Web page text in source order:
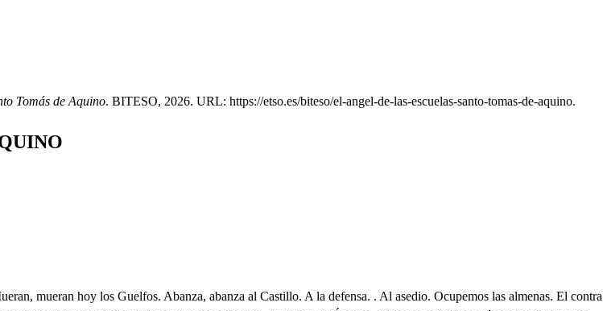
Tomás de Aquino. BITESO, 2026. URL: https://etso.es/biteso/el-angel-de-las-escuelas-santo-tomas-de-aquino.
porque todos los opuestos a la facción Gibelina, se le uniesen con más celo, y a la invasión ocorriesen, que ejecutaba el prote, yo Emperador Federico: y para que los progresos de nuestra Guelsa facción logren crecidos aumentos, con repetidas victorias, In General os ha hecho. Y hallándome en Roma entonces, apenas logré saberlo, cuando gozoso, y alegre parti veloz a traeros esta tan feliz noticia, conforme a nuestros deseos. Y llegando a vuestro campo, de algunos soldados vuestros supe, que doblando marchas, conduciáis vuestros Tercios a combatir ese fuerte; y adelantándome, llego antes que vos, cuando Porcia, cual otra Palas, rigiendo hasta quinientos soldados, venía con el pretexto de guarnecer el Castillo: y estando ya repartiendo los puestos más importantes, al Castillo puse fuego, causando a todos horror con las llamas. . Deteneos. Y Porcia dentro se hallaba? Se hallaba. . Qué desconsuelo Me habéis quitado la vida con tal noticia: pues dueño es Porcia de toda el alma, y vive siempre en mi pecho. ire a librarla. . Tened: que ya esta libre del riesgo. Pues sabiendo con certeza, que vos la amabáis muy tierno, a Porcia, y una criada, que la asistía, del fuego libré. . Pues dónde esta Porcia? Por obiar, que a su respeto se atreviesen licenciosos algunos Soldados vuestros, eligió la angosta senda de ese monte corpulento, que de Roca Sicca, y Fundo es montante verdinegro. La seguiré. . No podéis? que os llama a mayor empeño y Ma o ser, que el de mi amor? . Sí, creo: pues vuestro hermano Tomas, los timbres oscureciendo de vuestra Regia familia, por el Ábito grosero del Guzman Santo Domingo trocó ya el de Caballero. De su Religión ya es hijo. Qué decís? Ah hermano fiero vive mi furor, y enojo, que he de embarazarlo. . Eso . es lo que más solicito. Los Frailes siempre temiendo, que del camino, que sigue le apartéis, casi en secreto a Paris le llevan. . Antes abralare yo el Convento, y los Frailes, si resisten entregármele. . Si luego al paso no les salís, lo han de lograr. . Donda puedo hallarlos? . Muy cerca: pues apartándolos su miedo del camino, ocultas sendas toman, y no están muy lejos de la falda de ese monte. Voy, con pasos muy ligeros, a retirar a mi gente: y en tropas dispuesta, espero cortarles el paso. . Bien discurrís. . Mas lo que siento es, que a Porcia he de perder, sino le busco. . Prometo seguirla: a mi cargo queda detenerla. . Mucho os debos Voy a que marche la gente. Por todo el campo te vengo buscando. Pero qué miro? válgame lo más del Credo Tortuga, aguarda. . Ah Tortuga. Ni aún a Galápago vuelvo. De quién huyes? . No he de huir, viéndote hablar con un muerto? Vivo estoy, Tortuga. . Yo te juzgue ya en el infierno. No mientes. Noticia incierta fue la de mi muerte. . Es cierto, que las nuevas de camino son verdades de Harrieros. Mas qué haces? . Una experiencias Ver, si me huele tu cuerpo a tabaco del estanco, que huele a tierra de muertos. Mas peor es tu olorsillo. Dime, vienes de algún puerto? Por qué lo dices? . Porque me hueles mucho al remedio, con que se cura la fruta, que causa el pescado fresco. A qué vienes? . A traerte esta carta, o este pliego de tu madre. . Bien conozco, que es la letra suya: leo. h , , h , , . . T Esto es lo que me dijisteis. Mas el desaire sabiendo, que los Frailes a mi madre muy atrevidos han hecho, pretendo desagraviarla, aún a costa de mil riesgos. Que a mi madre lo negasen No malogréis, Conde, el tiempo. Ya, pues, voy con mucho enojo. Ved, que con Porcia os espero en mi fuerte. . No dudéis, que la habéis de ver muy presto. Ya dejo introducido, con ella forma humana, que he tomado, el engaño emprendido. Ahora mi infernal furor osado flechara en invasiones contra Tomas sus rígidos arpones. Antes, pues, que presuma vajel de pluma remontarse al Cielo, antes que la luz sunma Águila al Sol revistre, y que su celo los giros haga escalas, he de cortarle el vuelo de sus alas. Mas allí estoy mirando a Tomas cerca de una clara fuente, consigo contemplando segura de embarazos su corriente. Voyme, que a su pureza ha de quitar mi allucia la firmeza. h , Dichosa tú, clara fuente, que con aguas cristalinas segura de susto corres, sin que tu corriente impidan, o ese risco tan cercano, o esas matas tan vecinas. Y infeliz yo, que buscando la serenidad tranquila de mi amada Religión, a cada paso peligra mi tímida fuga: pues todo este campo se mira cercado de los Soldados Guelfos, que airado acaudilla mi hermano, de quien temiendo los enojos, y las iras, oculto aquí me he quedado, mientras quien mis pasos guía, Ángel del suelo, cual otro del Cielo los de Tobías, que es el Padre Fray Martín, de virtud bien conocida, para que no de en sus manos, oculta senda examina. Mucho temo el riesgo: mas mi Dios, de vuestra Divina clemencia confío; cuando os piden las ansias mías socorro. Socorro, Cielos! Quién con voz tan condolida eco de la mía fue quejándose? Mas qué mira mi aflicción? Una mujer se despeña de la cima de ese monte: a socorrerla voy, que la piedad es hija de la caridad. El Cielo me valga en tanta desdicha! Él os favorezca, siendo mis braces, en tal caída, débil reparo, al que daros puede Dios. . Agradecida a vuestro favor estoy: Pero de tantas heridas el purpúreo humor que corre por todo el rostro, me priva de ver con quien hablo. . No exceda el mal la precisa pena vuestra. Cielos santos, qué notable maravilla es esta? Pues restaurada la púrpura, que vertía, sin lelión, ofensa, o dano me hallo ya. Dios siempre es vi